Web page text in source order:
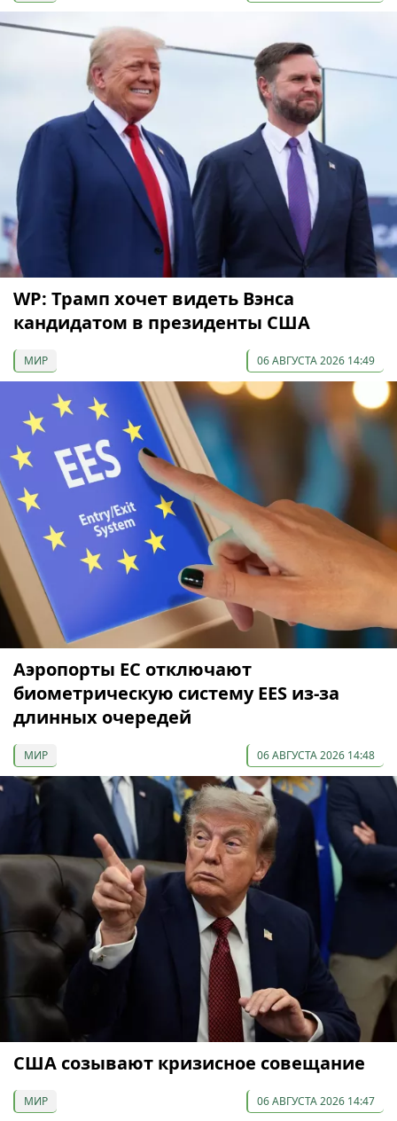
WP: Трамп хочет видеть Вэнса
кандидатом в президенты США
МИР 06 АВГУСТА 2026 14:49
Аэропорты ЕС отключают
биометрическую систему EES из-за
длинных очередей
МИР 06 АВГУСТА 2026 14:48
США созывают кризисное совещание
МИР 06 АВГУСТА 2026 14:47